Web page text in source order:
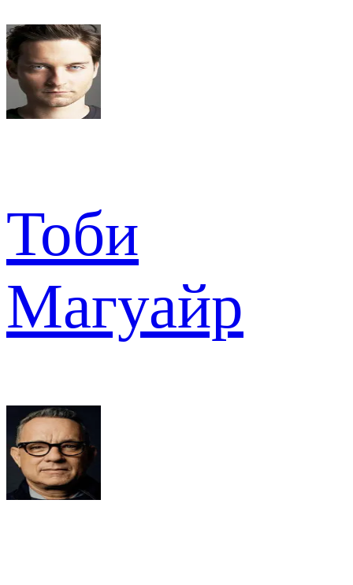
Тоби
Магуайр